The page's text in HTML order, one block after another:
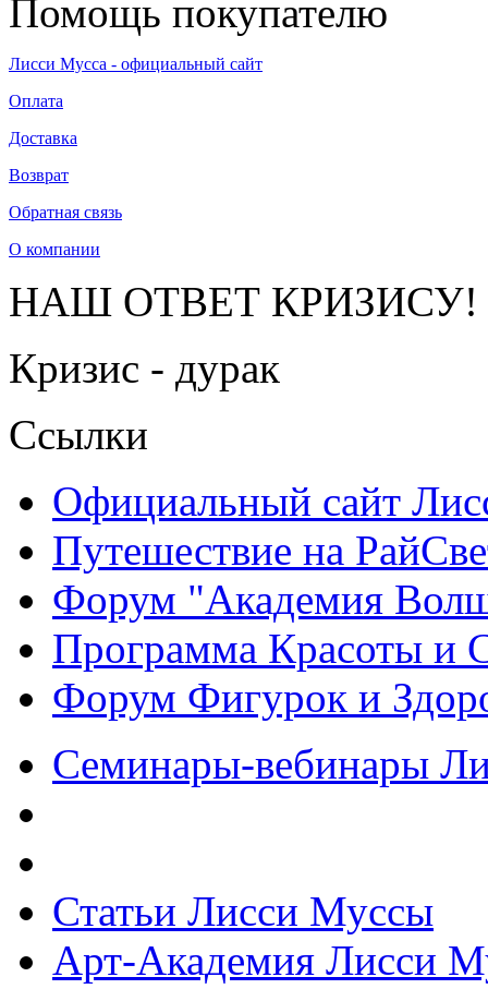
Помощь покупателю
Лисси Мусса - официальный сайт
Оплата
Доставка
Возврат
Обратная связь
О компании
НАШ ОТВЕТ КРИЗИСУ!
Кризис - дурак
Ссылки
Официальный сайт
Путешествие на
Форум "Академия
Программа Красоты и
Форум Фигурок и
Семинары-вебинары
Статьи Лисси Муссы
Арт-Академия Лисси